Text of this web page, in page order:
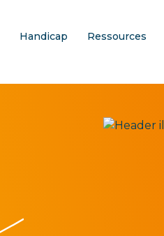
Handicap Ressources